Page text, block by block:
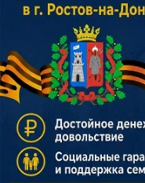
сегодня в 09:20
Общество
Трещины, долги
покупки
проблемным
Какие реестры